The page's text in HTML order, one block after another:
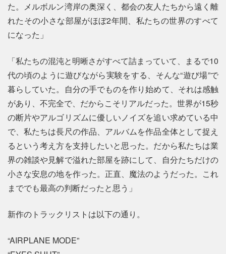
た。メルボルン湾岸の奥深く、都会の友人たちから遠く離
れたその小さな部屋がほぼ2年間、私たちの世界のすべて
になった」
「私たちの混沌と明晰さがすべて詰まっていて、まるで10
代の頃のように遊びながら実験をする、そんな“遊び場”で
暮らしていた。自分の手でものを作り始めて、それは感触
があり、不完全で、だからこそリアルだった。世界が15秒
の断片やアルゴリズムに優しいノイズを追い求めている中
で、私たちは長尺の作品、アルバムを作品全体として捉え
るという考え方を支持したいと思った。だから私たちは業
界の雑談や見解で溢れた部屋を跡にして、自分たちだけの
小さな安息の地を作った。正直、魔法のようだった。これ
まででも最高の判断だったと思う」
新作のトラックリストは以下の通り。
“AIRPLANE MODE”